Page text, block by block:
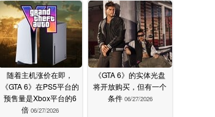
随着主机涨价在即，
《GTA 6》在PS5平台的
预售量是Xbox平台的6
倍 06/27/2026
《GTA 6》的实体光盘
将开放购买，但有一个
条件 06/27/2026